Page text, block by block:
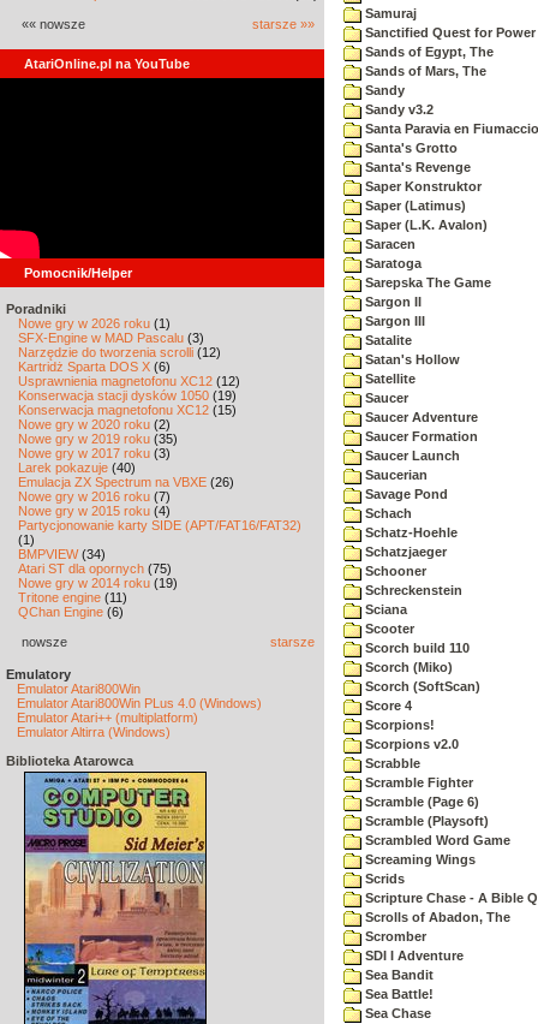
«« nowsze starsze »»
AtariOnline.pl na YouTube
Pomocnik/Helper
Poradniki
Nowe gry w 2026 roku (1)
SFX-Engine w MAD Pascalu (3)
Narzędzie do tworzenia scrolli (12)
Kartridż Sparta DOS X (6)
Usprawnienia magnetofonu XC12 (12)
Konserwacja stacji dysków 1050 (19)
Konserwacja magnetofonu XC12 (15)
Nowe gry w 2020 roku (2)
Nowe gry w 2019 roku (35)
Nowe gry w 2017 roku (3)
Larek pokazuje (40)
Emulacja ZX Spectrum na VBXE (26)
Nowe gry w 2016 roku (7)
Nowe gry w 2015 roku (4)
Partycjonowanie karty SIDE (APT/FAT16/FAT32)
(1)
BMPVIEW(34)
Atari ST dla opornych (75)
Nowe gry w 2014 roku (19)
Tritone engine (11)
QChan Engine (6)
nowsze starsze
Emulatory
Emulator Atari800Win
Emulator Atari800Win PLus 4.0 (Windows)
Emulator Atari++ (multiplatform)
Emulator Altirra (Windows)
Biblioteka Atarowca
Samuraj
Sanctified Quest for Power
Sands of Egypt, The
Sands of Mars, The
Sandy
Sandy v3.2
Santa Paravia en Fiumaccio
Santa's Grotto
Santa's Revenge
Saper Konstruktor
Saper (Latimus)
Saper (L.K. Avalon)
Saracen
Saratoga
Sarepska The Game
Sargon II
Sargon III
Satalite
Satan's Hollow
Satellite
Saucer
Saucer Adventure
Saucer Formation
Saucer Launch
Saucerian
Savage Pond
Schach
Schatz-Hoehle
Schatzjaeger
Schooner
Schreckenstein
Sciana
Scooter
Scorch build 110
Scorch (Miko)
Scorch (SoftScan)
Score 4
Scorpions!
Scorpions v2.0
Scrabble
Scramble Fighter
Scramble (Page 6)
Scramble (Playsoft)
Scrambled Word Game
Screaming Wings
Scrids
Scripture Chase - A Bible
Scrolls of Abadon, The
Scromber
SDI I Adventure
Sea Bandit
Sea Battle!
Sea Chase